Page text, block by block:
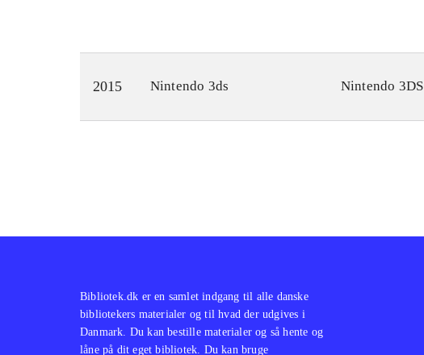
2015 Nintendo 3ds Nintendo 3DS
Bibliotek.dk er en samlet indgang til alle danske
bibliotekers materialer og til hvad der udgives i
Danmark. Du kan bestille materialer og så hente og
låne på dit eget bibliotek. Du kan bruge